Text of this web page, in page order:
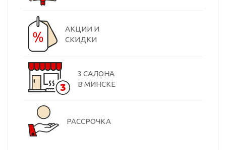
АКЦИИ И
СКИДКИ
3 САЛОНА
В МИНСКЕ
РАССРОЧКА